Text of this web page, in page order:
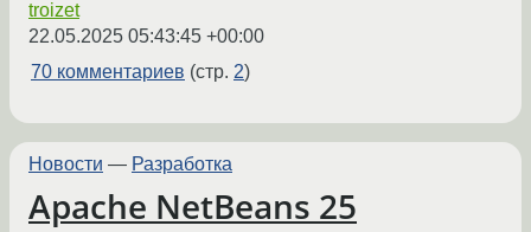
troizet
22.05.2025 05:43:45 +00:00
70 комментариев (стр. 2)
Новости — Разработка
Apache NetBeans 25